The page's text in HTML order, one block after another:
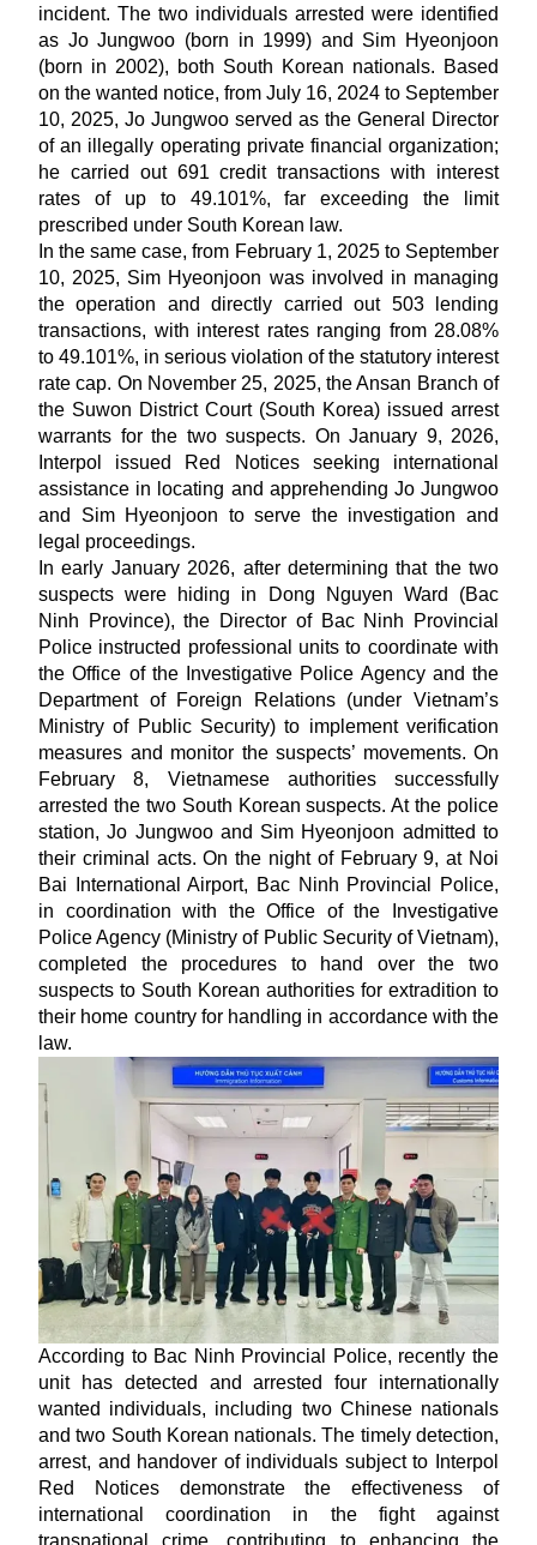
incident. The two individuals arrested were identified
as Jo Jungwoo (born in 1999) and Sim Hyeonjoon
(born in 2002), both South Korean nationals. Based
on the wanted notice, from July 16, 2024 to September
10, 2025, Jo Jungwoo served as the General Director
of an illegally operating private financial organization;
he carried out 691 credit transactions with interest
rates of up to 49.101%, far exceeding the limit
prescribed under South Korean law.
In the same case, from February 1, 2025 to September
10, 2025, Sim Hyeonjoon was involved in managing
the operation and directly carried out 503 lending
transactions, with interest rates ranging from 28.08%
to 49.101%, in serious violation of the statutory interest
rate cap. On November 25, 2025, the Ansan Branch of
the Suwon District Court (South Korea) issued arrest
warrants for the two suspects. On January 9, 2026,
Interpol issued Red Notices seeking international
assistance in locating and apprehending Jo Jungwoo
and Sim Hyeonjoon to serve the investigation and
legal proceedings.
In early January 2026, after determining that the two
suspects were hiding in Dong Nguyen Ward (Bac
Ninh Province), the Director of Bac Ninh Provincial
Police instructed professional units to coordinate with
the Office of the Investigative Police Agency and the
Department of Foreign Relations (under Vietnam’s
Ministry of Public Security) to implement verification
measures and monitor the suspects’ movements. On
February 8, Vietnamese authorities successfully
arrested the two South Korean suspects. At the police
station, Jo Jungwoo and Sim Hyeonjoon admitted to
their criminal acts.On the night of February 9, at Noi
Bai International Airport, Bac Ninh Provincial Police,
in coordination with the Office of the Investigative
Police Agency (Ministry of Public Security of Vietnam),
completed the procedures to hand over the two
suspects to South Korean authorities for extradition to
their home country for handling in accordance with the
law.
According to Bac Ninh Provincial Police, recently the
unit has detected and arrested four internationally
wanted individuals, including two Chinese nationals
and two South Korean nationals. The timely detection,
arrest, and handover of individuals subject to Interpol
Red Notices demonstrate the effectiveness of
international coordination in the fight against